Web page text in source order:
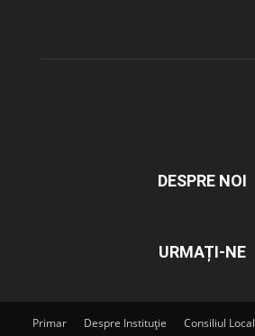
DESPRE NOI
URMAȚI-NE
Primar Despre Instituție Consiliul Local